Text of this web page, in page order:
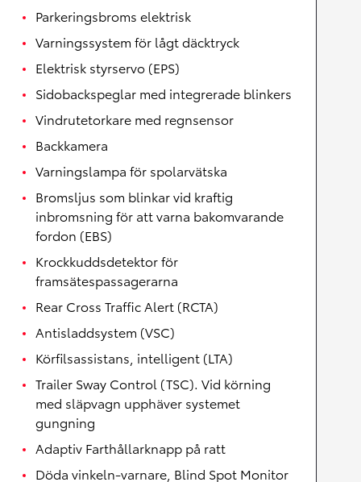
Parkeringsbroms elektrisk
Varningssystem för lågt däcktryck
Elektrisk styrservo (EPS)
Sidobackspeglar med integrerade blinkers
Vindrutetorkare med regnsensor
Backkamera
Varningslampa för spolarvätska
Bromsljus som blinkar vid kraftig
inbromsning för att varna bakomvarande
fordon (EBS)
Krockkuddsdetektor för
framsätespassagerarna
Rear Cross Traffic Alert (RCTA)
Antisladdsystem (VSC)
Körfilsassistans, intelligent (LTA)
Trailer Sway Control (TSC). Vid körning
med släpvagn upphäver systemet
gungning
Adaptiv Farthållarknapp på ratt
Döda vinkeln-varnare, Blind Spot Monitor